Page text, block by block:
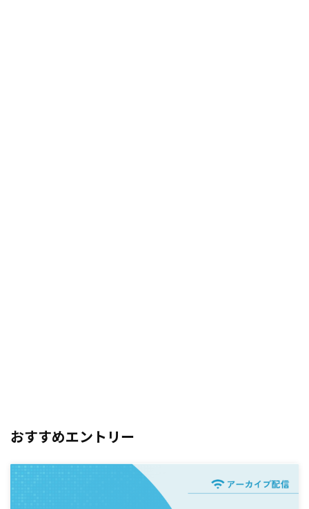
おすすめエントリー